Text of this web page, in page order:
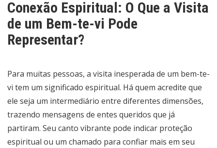
Conexão Espiritual: O Que a Visita
de um Bem-te-vi Pode
Representar?
Para muitas pessoas, a visita inesperada de um bem-te-
vi tem um significado espiritual. Há quem acredite que
ele seja um intermediário entre diferentes dimensões,
trazendo mensagens de entes queridos que já
partiram. Seu canto vibrante pode indicar proteção
espiritual ou um chamado para confiar mais em seu